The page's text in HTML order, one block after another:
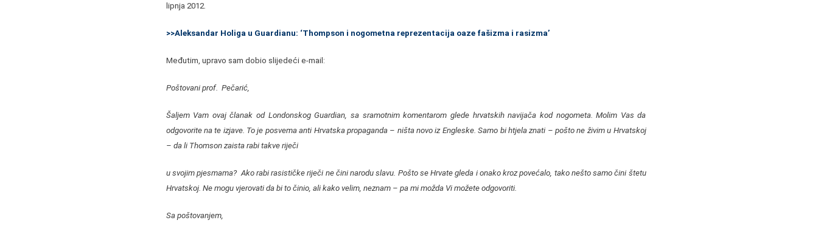
lipnja 2012.
>>Aleksandar Holiga u Guardianu: ‘Thompson i nogometna reprezentacija oaze fašizma i rasizma’
Međutim, upravo sam dobio slijedeći e-mail:
Poštovani prof. Pečarić,
Šaljem Vam ovaj članak od Londonskog Guardian, sa sramotnim komentarom glede hrvatskih navijača kod nogometa. Molim Vas da
odgovorite na te izjave. To je posvema anti Hrvatska propaganda – ništa novo iz Engleske. Samo bi htjela znati – pošto ne živim u Hrvatskoj
– da li Thomson zaista rabi takve riječi
u svojim pjesmama? Ako rabi rasističke riječi ne čini narodu slavu. Pošto se Hrvate gleda i onako kroz povećalo, tako nešto samo čini štetu
Hrvatskoj. Ne mogu vjerovati da bi to činio, ali kako velim, neznam – pa mi možda Vi možete odgovoriti.
Sa poštovanjem,